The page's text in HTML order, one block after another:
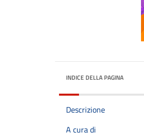
INDICE DELLA PAGINA
Descrizione
A cura di